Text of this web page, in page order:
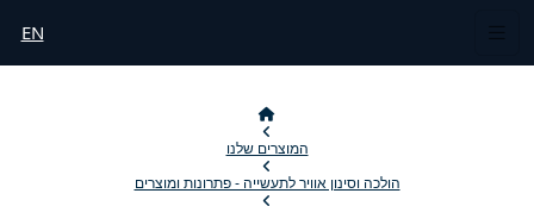
EN
המוצרים שלנו
הולכה וסינון אוויר לתעשייה - פתרונות ומוצרים